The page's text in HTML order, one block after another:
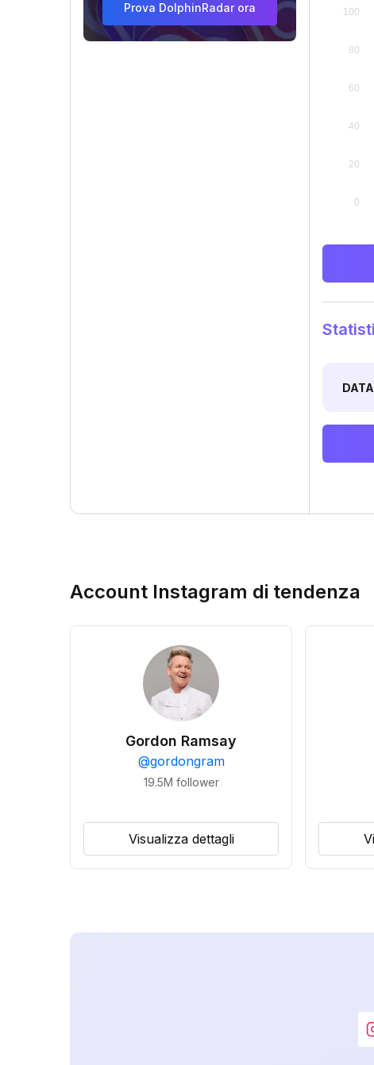
Prova DolphinRadar ora
DATA
Account Instagram di tendenza
Gordon Ramsay
@gordongram
19.5M follower
Visualizza dettagli